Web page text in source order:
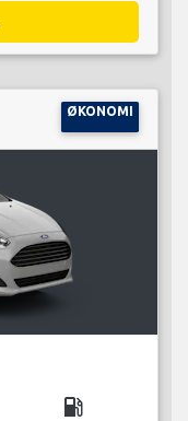
ØKONOMI
local_gas_station